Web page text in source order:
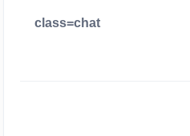
class=chat